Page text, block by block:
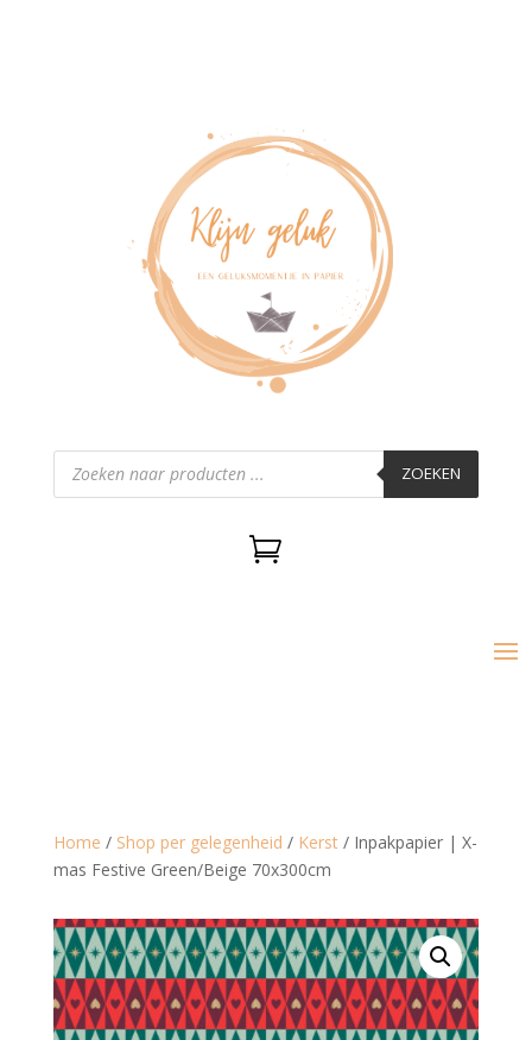
Producten
zoeken ZOEKEN

Home / Shop per gelegenheid / Kerst/ Inpakpapier | X-
mas Festive Green/Beige 70x300cm